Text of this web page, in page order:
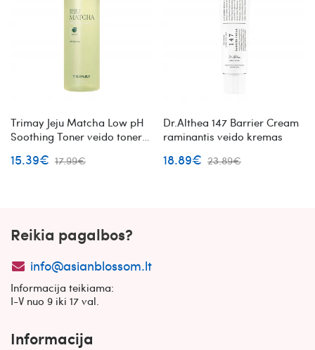
Trimay Jeju Matcha Low pH
Soothing Toner veido toneris
15.39€ 17.99€
Dr.Althea 147 Barrier Cream
raminantis veido kremas
18.89€ 23.89€
Reikia pagalbos?
info@asianblossom.lt
Informacija teikiama:
I-V nuo 9 iki 17 val.
Informacija